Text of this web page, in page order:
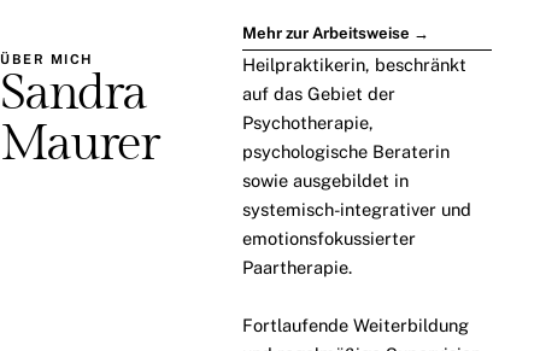
Mehr zur Arbeitsweise →
ÜBER MICH
Sandra
Maurer
Heilpraktikerin, beschränkt
auf das Gebiet der
Psychotherapie,
psychologische Beraterin
sowie ausgebildet in
systemisch-integrativer und
emotionsfokussierter
Paartherapie.
Fortlaufende Weiterbildung